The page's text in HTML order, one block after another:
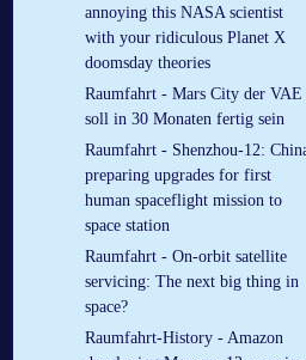
annoying this NASA scientist
with your ridiculous Planet X
doomsday theories
Raumfahrt - Mars City der VAE
soll in 30 Monaten fertig sein
Raumfahrt - Shenzhou-12:
preparing upgrades for first
human spaceflight mission to
space station
Raumfahrt - On-orbit satellite
servicing: The next big thing in
space?
Raumfahrt-History - Amazon